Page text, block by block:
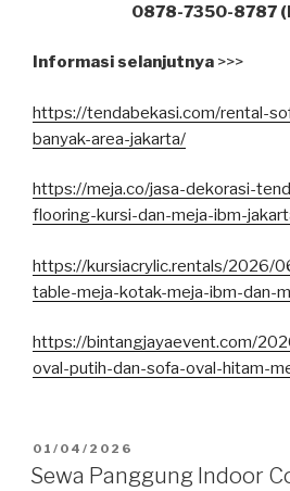
0878-7350-8787
Informasi selanjutnya >>>
https://tendabekasi.com/rental-
banyak-area-jakarta/
https://meja.co/jasa-dekorasi-
flooring-kursi-dan-meja-ibm-
https://kursiacrylic.rentals/2026/
table-meja-kotak-meja-ibm-dan-
https://bintangjayaevent.com/
oval-putih-dan-sofa-oval-hitam-
DIPOSKAN
PADA
01/04/2026
Sewa Panggung Indoor